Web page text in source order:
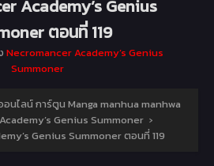
Academy’s Genius
ตอนที่ 119
Necromancer Academy’s Genius
Summoner
นไลน์ การ์ตูน Manga manhua manhwa
Genius Summoner ›
Genius Summoner ตอนที่ 119